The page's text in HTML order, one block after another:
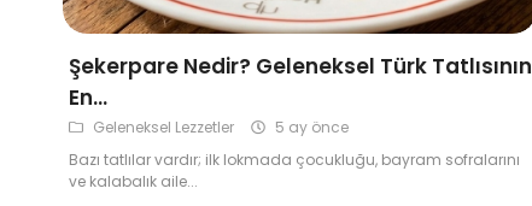
Şekerpare Nedir? Geleneksel Türk Tatlısının
En...
Geleneksel Lezzetler
5 ay önce
Bazı tatlılar vardır; ilk lokmada çocukluğu, bayram sofralarını
ve kalabalık aile...